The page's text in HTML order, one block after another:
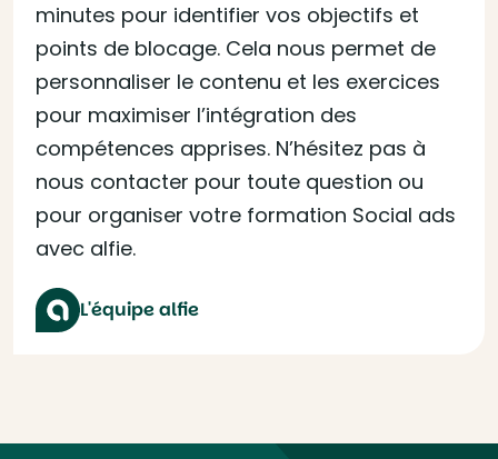
minutes pour identifier vos objectifs et
points de blocage. Cela nous permet de
personnaliser le contenu et les exercices
pour maximiser l’intégration des
compétences apprises. N’hésitez pas à
nous contacter pour toute question ou
pour organiser votre formation Social ads
avec alfie.
L'équipe alfie